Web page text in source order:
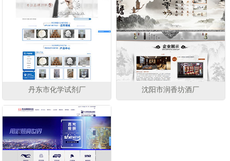
丹东市化学试剂厂 沈阳市润香坊酒厂